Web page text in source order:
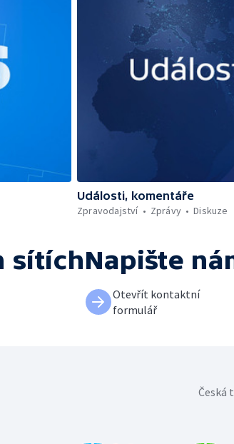
Události, komentáře
Zpravodajství
Zprávy Diskuze
sítíchNapište
Otevřít kontaktní
formulář
Česká